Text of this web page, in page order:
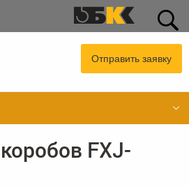
Отправить заявку
FXJ-